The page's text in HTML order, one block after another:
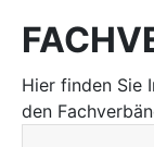
Hier finden Sie
den